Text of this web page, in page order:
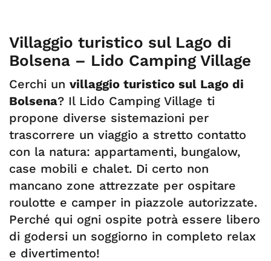
Villaggio turistico sul Lago di
Bolsena – Lido Camping Village
Cerchi un villaggio turistico sul Lago di
Bolsena? Il Lido Camping Village ti
propone diverse sistemazioni per
trascorrere un viaggio a stretto contatto
con la natura: appartamenti, bungalow,
case mobili e chalet. Di certo non
mancano zone attrezzate per ospitare
roulotte e camper in piazzole autorizzate.
Perché qui ogni ospite potrà essere libero
di godersi un soggiorno in completo relax
e divertimento!